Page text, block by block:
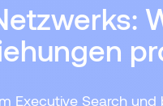
Executive Search